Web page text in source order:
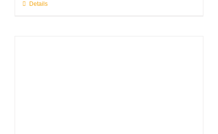
Details